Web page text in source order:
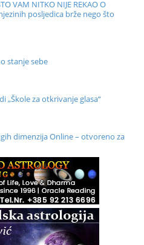
VAM NITKO NIJE REKAO O
posljedica brže nego što
stanje sebe
„Škole za otkrivanje glasa“
dimenzija Online – otvoreno za
Zagreb i Online
pranom (Basic Pranic